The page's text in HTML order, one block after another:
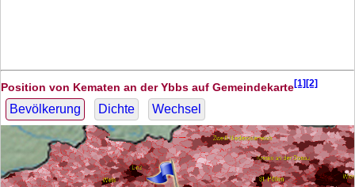
Position von Kematen an der Ybbs auf Gemeindekarte[1][2]
Bevölkerung Dichte Wechsel